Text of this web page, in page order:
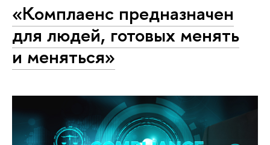
«Комплаенс предназначен
для людей, готовых менять
и меняться»